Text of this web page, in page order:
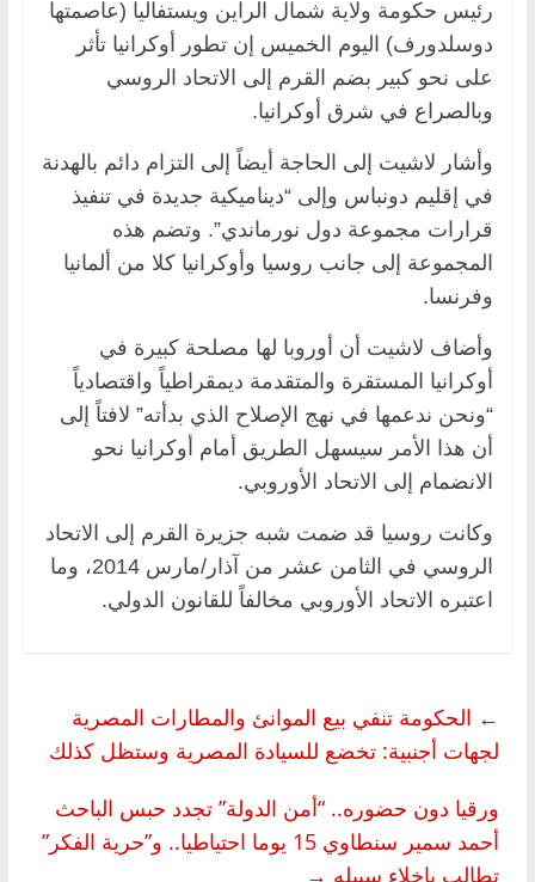
رئيس حكومة ولاية شمال الراين ويستفاليا (عاصمتها
دوسلدورف) اليوم الخميس إن تطور أوكرانيا تأثر
على نحو كبير بضم القرم إلى الاتحاد الروسي
وبالصراع في شرق أوكرانيا.
وأشار لاشيت إلى الحاجة أيضاً إلى التزام دائم بالهدنة
في إقليم دونباس وإلى “ديناميكية جديدة في تنفيذ
قرارات مجموعة دول نورماندي”. وتضم هذه
المجموعة إلى جانب روسيا وأوكرانيا كلا من ألمانيا
وفرنسا.
وأضاف لاشيت أن أوروبا لها مصلحة كبيرة في
أوكرانيا المستقرة والمتقدمة ديمقراطياً واقتصادياً
“ونحن ندعمها في نهج الإصلاح الذي بدأته” لافتاً إلى
أن هذا الأمر سيسهل الطريق أمام أوكرانيا نحو
الانضمام إلى الاتحاد الأوروبي.
وكانت روسيا قد ضمت شبه جزيرة القرم إلى الاتحاد
الروسي في الثامن عشر من آذار/مارس 2014، وما
اعتبره الاتحاد الأوروبي مخالفاً للقانون الدولي.
← الحكومة تنفي بيع الموانئ والمطارات المصرية
لجهات أجنبية: تخضع للسيادة المصرية وستظل كذلك
ورقيا دون حضوره.. “أمن الدولة” تجدد حبس الباحث
أحمد سمير سنطاوي 15 يوما احتياطيا.. و”حرية الفكر”
تطالب بإخلاء سبيله →